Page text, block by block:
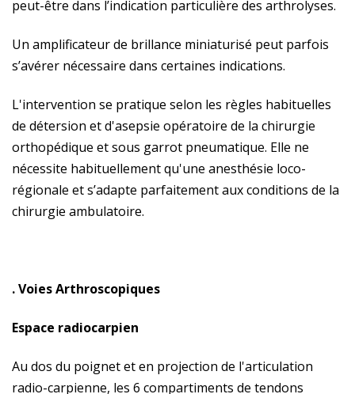
peut-être dans l’indication particulière des arthrolyses.
Un amplificateur de brillance miniaturisé peut parfois
s’avérer nécessaire dans certaines indications.
L'intervention se pratique selon les règles habituelles
de détersion et d'asepsie opératoire de la chirurgie
orthopédique et sous garrot pneumatique. Elle ne
nécessite habituellement qu'une anesthésie loco-
régionale et s’adapte parfaitement aux conditions de la
chirurgie ambulatoire.
. Voies Arthroscopiques
Espace radiocarpien
Au dos du poignet et en projection de l'articulation
radio-carpienne, les 6 compartiments de tendons